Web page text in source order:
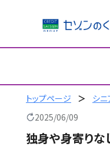
を
トップページ シニ
2025/06/09
独身や身寄りな